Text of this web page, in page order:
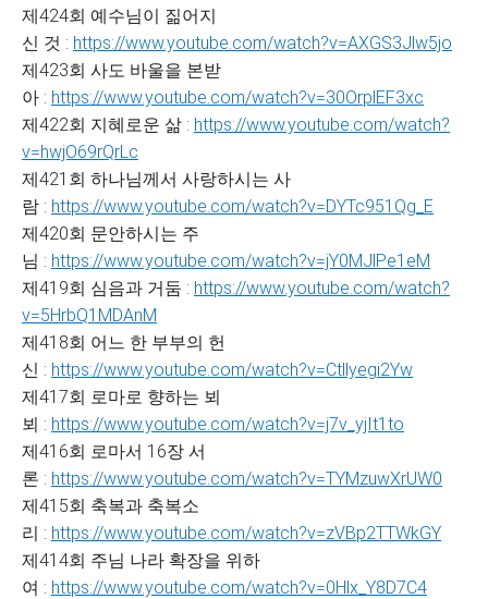
제424회 예수님이 짊어지
신 것 : https://www.youtube.com/watch?v=AXGS3Jlw5jo
제423회 사도 바울을 본받
아 : https://www.youtube.com/watch?v=30OrplEF3xc
제422회 지혜로운 삶 : https://www.youtube.com/watch?
v=hwjO69rQrLc
제421회 하나님께서 사랑하시는 사
람 : https://www.youtube.com/watch?v=DYTc951Qg_E
제420회 문안하시는 주
님 : https://www.youtube.com/watch?v=jY0MJlPe1eM
제419회 심음과 거둠 : https://www.youtube.com/watch?
v=5HrbQ1MDAnM
제418회 어느 한 부부의 헌
신 : https://www.youtube.com/watch?v=Ctllyegi2Yw
제417회 로마로 향하는 뵈
뵈 : https://www.youtube.com/watch?v=j7v_yjIt1to
제416회 로마서 16장 서
론 : https://www.youtube.com/watch?v=TYMzuwXrUW0
제415회 축복과 축복소
리 : https://www.youtube.com/watch?v=zVBp2TTWkGY
제414회 주님 나라 확장을 위하
여 : https://www.youtube.com/watch?v=0Hlx_Y8D7C4